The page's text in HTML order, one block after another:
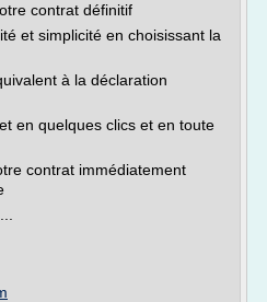
contrat définitif
et simplicité en choisissant la
à la déclaration
en quelques clics et en toute
contrat immédiatement